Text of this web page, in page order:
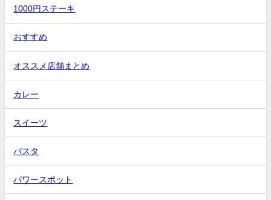
1000円ステーキ
おすすめ
オススメ店舗まとめ
カレー
スイーツ
パスタ
パワースポット